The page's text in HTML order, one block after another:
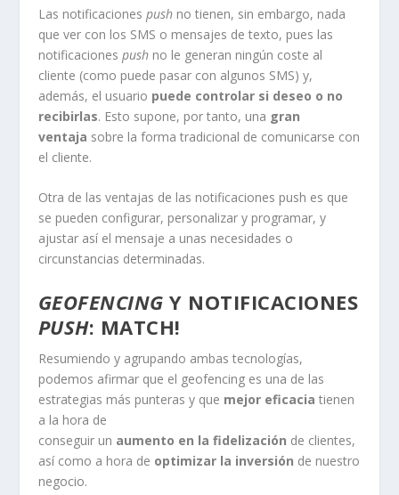
Las notificaciones push no tienen, sin embargo, nada
que ver con los SMS o mensajes de texto, pues las
notificaciones pushno le generan ningún coste al
cliente (como puede pasar con algunos SMS) y,
además, el usuario puede controlar si deseo o no
recibirlas. Esto supone, por tanto, una gran
ventaja sobre la forma tradicional de comunicarse con
el cliente.
Otra de las ventajas de las notificaciones push es que
se pueden configurar, personalizar y programar, y
ajustar así el mensaje a unas necesidades o
circunstancias determinadas.
GEOFENCING Y NOTIFICACIONES
PUSH: MATCH!
Resumiendo y agrupando ambas tecnologías,
podemos afirmar que el geofencing es una de las
estrategias más punteras y que mejor eficacia tienen
a la hora de
conseguir un aumento en la fidelización de clientes,
así como a hora de optimizar la inversión de nuestro
negocio.